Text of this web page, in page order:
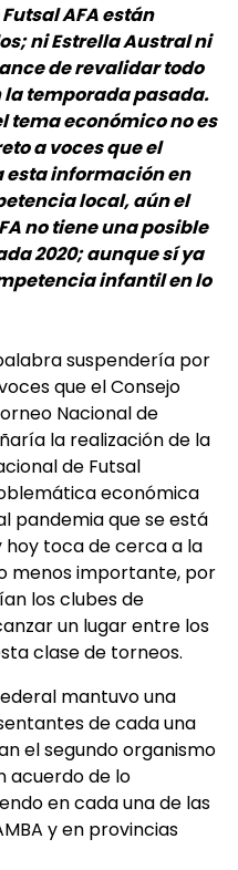
AFA están
ni Estrella Austral ni
de revalidar todo
la temporada pasada.
tema económico no es
a voces que el
esta información en
local, aún el
no tiene una posible
2020; aunque sí ya
infantil en lo
suspendería por
que el Consejo
Nacional de
la realización de la
de Futsal
económica
pandemia que se está
hoy toca de cerca a la
menos importante, por
los clubes de
un lugar entre los
clase de torneos.
mantuvo una
de cada una
el segundo organismo
acuerdo de lo
en cada una de las
y en provincias